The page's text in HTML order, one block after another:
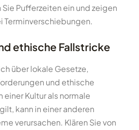
Pufferzeiten ein und zeigen
Terminverschiebungen.
ethische Fallstricke
über lokale Gesetze,
und ethische
einer Kultur als normale
kann in einer anderen
verursachen. Klären Sie von